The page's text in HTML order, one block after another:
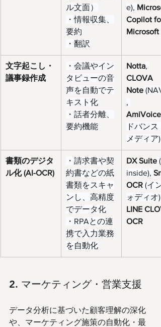
ル文面）
・情報収集、
要約
・翻訳
e),
Copilot for
Microsoft
文字起こし・
議事録作成
・会議やイン
タビューの音
声を自動でテ
キスト化
・話者分離、
要約機能
Notta,
CLOVA
Note
,
AmiVoice
ドバンス
メディア)
書類のデジタ
ル化 (AI-OCR)
・請求書や契
約書などの紙
書類をスキャ
ンし、高精度
でデータ化
・RPAとの連
携で入力業務
を自動化
DX Suite
inside),
OCR (イ
ォディオ),
LINE
OCR
2. マーケティング・営業支援
データ分析に基づいた顧客理解の深化
や、マーケティング施策の自動化・最